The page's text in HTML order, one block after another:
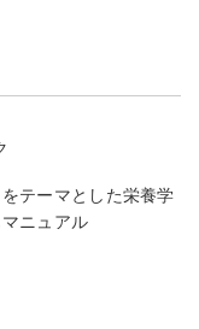
テーマとした栄養学
ニュアル